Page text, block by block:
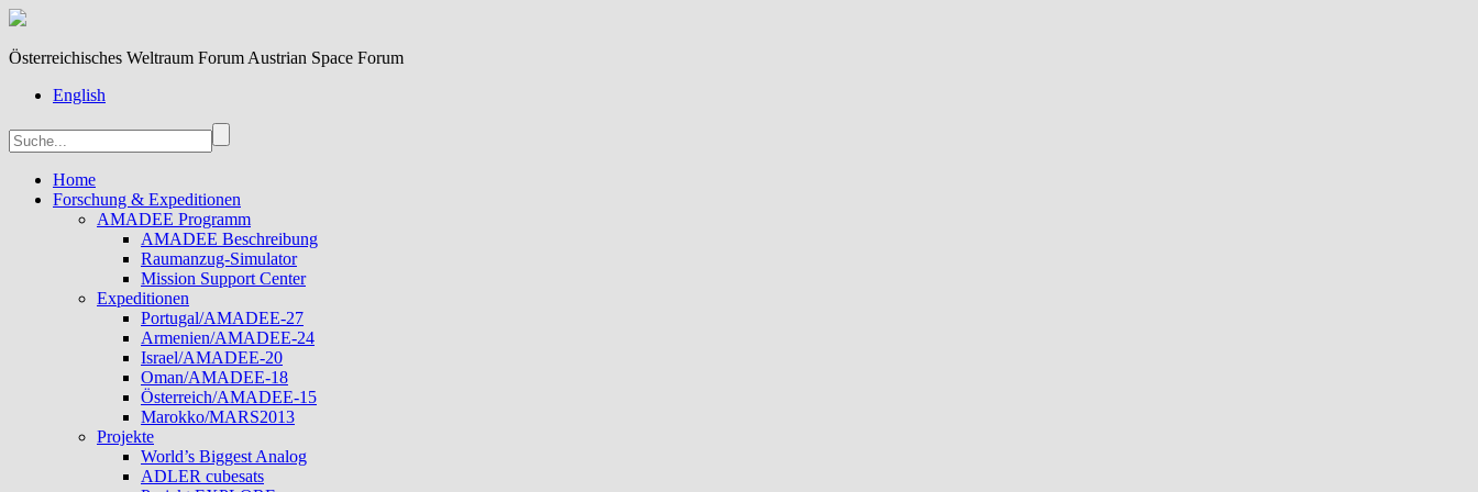
Österreichisches Weltraum Forum Austrian Space Forum
English
Home
Forschung & Expeditionen
AMADEE Programm
AMADEE Beschreibung
Raumanzug-Simulator
Mission Support Center
Expeditionen
Portugal/AMADEE-27
Armenien/AMADEE-24
Israel/AMADEE-20
Oman/AMADEE-18
Österreich/AMADEE-15
Marokko/MARS2013
Projekte
World’s Biggest Analog
ADLER cubesats